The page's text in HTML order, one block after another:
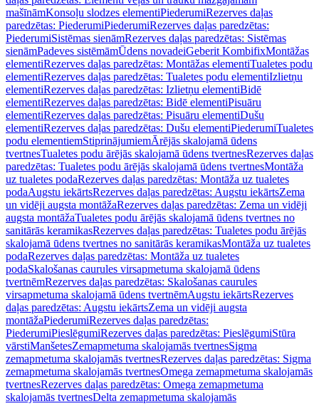
mašīnāmKonsoļu slodzes elementiPiederumiRezerves daļas
paredzētas: PiederumiPiederumiRezerves daļas paredzētas:
PiederumiSistēmas sienāmRezerves daļas paredzētas: Sistēmas
sienāmPadeves sistēmāmŪdens novadeiGeberit KombifixMontāžas
elementiRezerves daļas paredzētas: Montāžas elementiTualetes podu
elementiRezerves daļas paredzētas: Tualetes podu elementiIzlietņu
elementiRezerves daļas paredzētas: Izlietņu elementiBidē
elementiRezerves daļas paredzētas: Bidē elementiPisuāru
elementiRezerves daļas paredzētas: Pisuāru elementiDušu
elementiRezerves daļas paredzētas: Dušu elementiPiederumiTualetes
podu elementiemStiprinājumiemĀrējās skalojamā ūdens
tvertnesTualetes podu ārējās skalojamā ūdens tvertnesRezerves daļas
paredzētas: Tualetes podu ārējās skalojamā ūdens tvertnesMontāža
uz tualetes podaRezerves daļas paredzētas: Montāža uz tualetes
podaAugstu iekārtsRezerves daļas paredzētas: Augstu iekārtsZema
un vidēji augsta montāžaRezerves daļas paredzētas: Zema un vidēji
augsta montāžaTualetes podu ārējās skalojamā ūdens tvertnes no
sanitārās keramikasRezerves daļas paredzētas: Tualetes podu ārējās
skalojamā ūdens tvertnes no sanitārās keramikasMontāža uz tualetes
podaRezerves daļas paredzētas: Montāža uz tualetes
podaSkalošanas caurules virsapmetuma skalojamā ūdens
tvertnēmRezerves daļas paredzētas: Skalošanas caurules
virsapmetuma skalojamā ūdens tvertnēmAugstu iekārtsRezerves
daļas paredzētas: Augstu iekārtsZema un vidēji augsta
montāžaPiederumiRezerves daļas paredzētas:
PiederumiPieslēgumiRezerves daļas paredzētas: PieslēgumiStūra
vārstiManšetesZemapmetuma skalojamās tvertnesSigma
zemapmetuma skalojamās tvertnesRezerves daļas paredzētas: Sigma
zemapmetuma skalojamās tvertnesOmega zemapmetuma skalojamās
tvertnesRezerves daļas paredzētas: Omega zemapmetuma
skalojamās tvertnesDelta zemapmetuma skalojamās